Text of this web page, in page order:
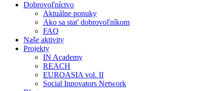
Dobrovoľníctvo
Aktuálne ponuky
Ako sa stať dobrovoľníkom
FAQ
Naše aktivity
Projekty
IN Academy
REACH
EUROASIA vol. II
Social Innovators Network